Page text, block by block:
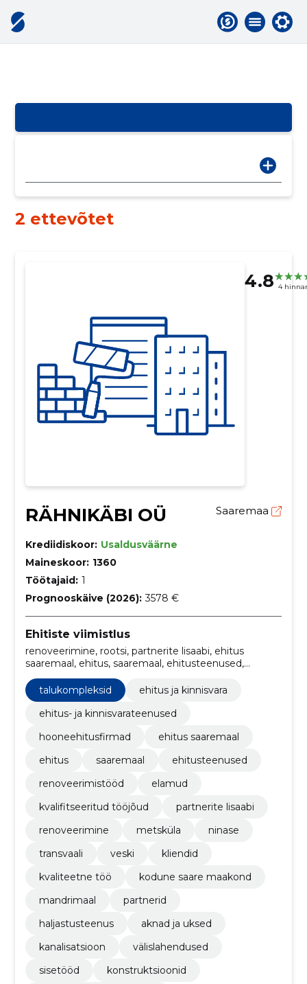
2 ettevõtet
4.8 4
RÄHNIKÄBI OÜ Saaremaa
Krediidiskoor: Usaldusväärne
Maineskoor: 1360
Töötajaid: 1
Prognooskäive (2026): 3578 €
Ehitiste viimistlus
renoveerimine, rootsi, partnerite lisaabi, ehitus
saaremaal, ehitus, saaremaal, ehitusteenused,
Renoveerimistööd, elamud, talukompleksid
talukompleksid
ehitus ja kinnisvara
ehitus- ja kinnisvarateenused
hooneehitusfirmad
ehitus saaremaal
ehitus
saaremaal
ehitusteenused
renoveerimistööd
elamud
kvalifitseeritud tööjõud
partnerite lisaabi
renoveerimine
metsküla
ninase
transvaali
veski
kliendid
kvaliteetne töö
kodune saare maakond
mandrimaal
partnerid
haljastusteenus
aknad ja uksed
kanalisatsioon
välislahendused
sisetööd
konstruktsioonid